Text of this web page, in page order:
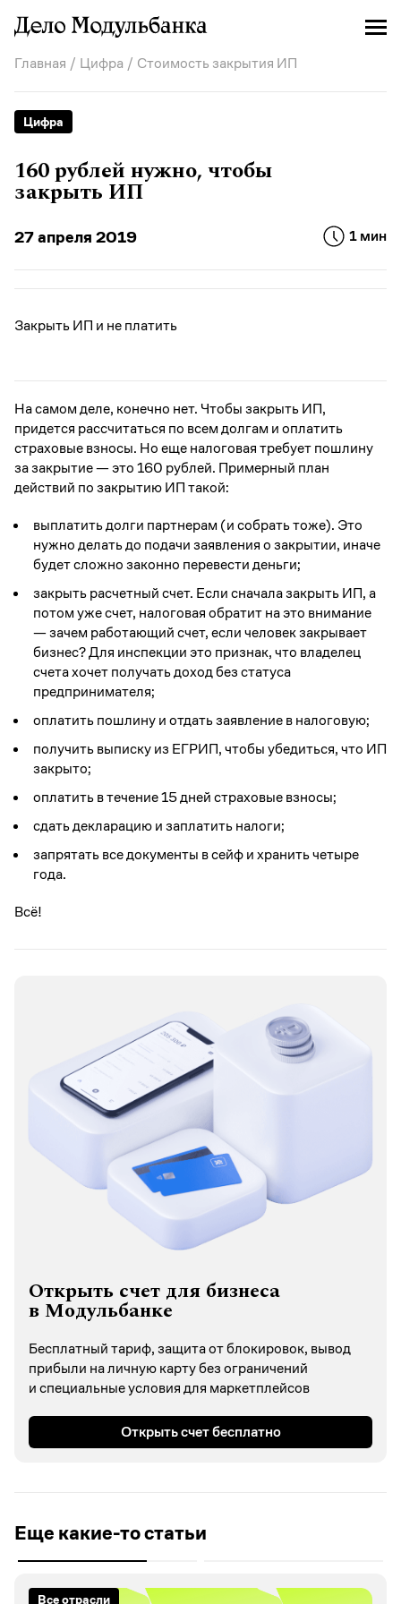
Главная / Цифра / Стоимость закрытия ИП
Цифра
160 рублей нужно, чтобы
закрыть ИП
27 апреля 2019 1 мин
Закрыть ИП и не платить
На самом деле, конечно нет. Чтобы закрыть ИП,
придется рассчитаться по всем долгам и оплатить
страховые взносы. Но еще налоговая требует пошлину
за закрытие — это 160 рублей. Примерный план
действий по закрытию ИП такой:
выплатить долги партнерам (и собрать тоже). Это
нужно делать до подачи заявления о закрытии, иначе
будет сложно законно перевести деньги;
закрыть расчетный счет. Если сначала закрыть ИП, а
потом уже счет, налоговая обратит на это внимание
— зачем работающий счет, если человек закрывает
бизнес? Для инспекции это признак, что владелец
счета хочет получать доход без статуса
предпринимателя;
оплатить пошлину и отдать заявление в налоговую;
получить выписку из ЕГРИП, чтобы убедиться, что ИП
закрыто;
оплатить в течение 15 дней страховые взносы;
сдать декларацию и заплатить налоги;
запрятать все документы в сейф и хранить четыре
года.
Всё!
Открыть счет для бизнеса
в Модульбанке
Бесплатный тариф, защита от блокировок, вывод
прибыли на личную карту без ограничений
и специальные условия для маркетплейсов
Открыть счет бесплатно
Еще какие-то статьи
Все отрасли